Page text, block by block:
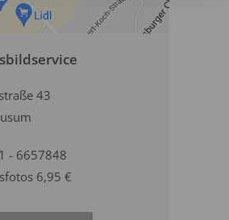
43
- 6657848
6,95 €